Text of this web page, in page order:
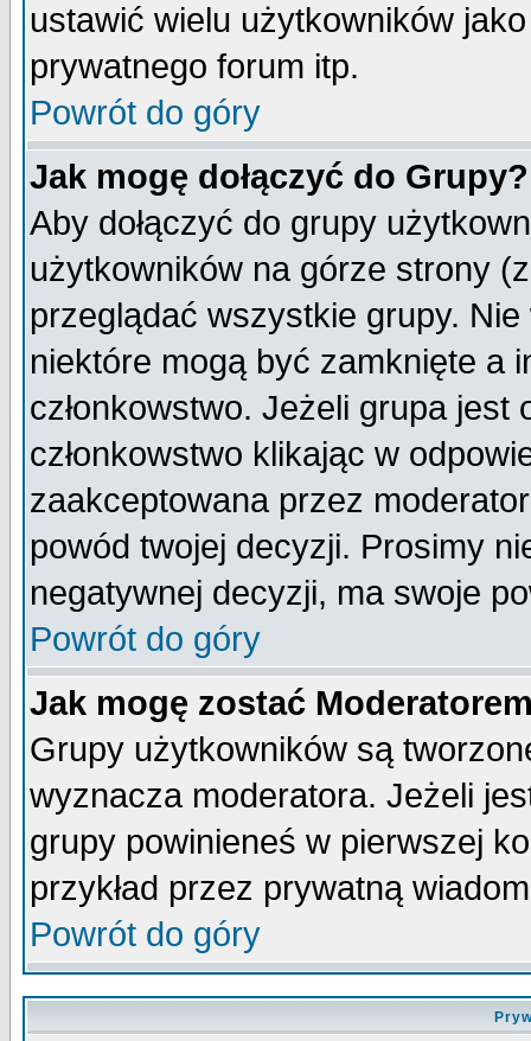
ustawić wielu użytkowników
prywatnego forum itp.
Powrót do góry
Jak mogę dołączyć do Grupy?
Aby dołączyć do grupy
użytkowników na górze strony
przeglądać wszystkie grupy.
niektóre mogą być zamknięte a
członkowstwo. Jeżeli grupa
członkowstwo klikając w
zaakceptowana przez
powód twojej decyzji. Prosimy
negatywnej decyzji, ma swoje
Powrót do góry
Jak mogę zostać
Grupy użytkowników są
wyznacza moderatora. Jeżeli
grupy powinieneś w pierwszej
przykład przez prywatną
Powrót do góry